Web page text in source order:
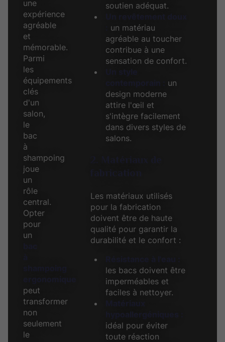
une
expérience
agréable
et
mémorable.
Parmi
les
équipements
clés
d'un
salon,
le
bac
à
shampoing
joue
un
rôle
central.
Opter
pour
un
peut
transformer
non
seulement
le
soutien adéquat.
un matériau
agréable au toucher
contribue à une
sensation de confort.
un
design moderne
attire l'œil et
s'intègre facilement
dans divers styles de
salons.
Les matériaux utilisés
pour la fabrication
doivent être de haute
qualité pour garantir la
durabilité et le confort :
les bacs doivent être
imperméables et
faciles à nettoyer.
idéal pour éviter
toute réaction